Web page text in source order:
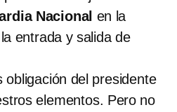
Nacional en la
entrada y salida de
obligación del presidente
elementos. Pero no